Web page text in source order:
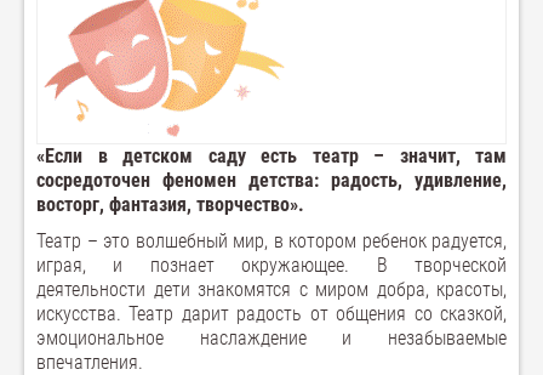
«Если в детском саду есть театр – значит, там
сосредоточен феномен детства: радость, удивление,
восторг, фантазия, творчество».
Театр – это волшебный мир, в котором ребенок радуется,
играя, и познает окружающее. В творческой
деятельности дети знакомятся с миром добра, красоты,
искусства. Театр дарит радость от общения со сказкой,
эмоциональное наслаждение и незабываемые
впечатления.